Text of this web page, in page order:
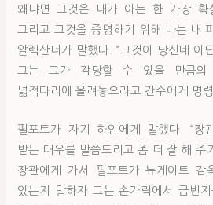
왜냐면 그것은 내가 아는 한 가장 확
그리고 그것을 증명하기 위해 나는 내
알렉산더가 말했다. “그것이 당신네 이
그는 그가 감당할 수 있을 만큼의
넓적다리에 올려놓으라고 간수에게 명령
필포트가 자기 하인에게 말했다. “장
받는 대우를 말씀드리고 좀 더 잘 해 주
장관에게 가서 필포트가 뉴게이트 감
있는지 말하자 그는 손가락에서 금반